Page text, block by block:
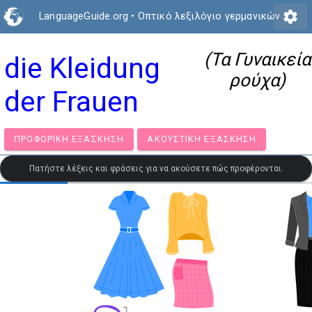
LanguageGuide.org • Οπτικό λεξιλόγιο γερμανικών settings
die Kleidung
der Frauen
(Τα Γυναικεία
ρούχα)
ΠΡΟΦΟΡΙΚΉ ΕΞΆΣΚΗΣΗ ΑΚΟΥΣΤΙΚΉ ΕΞΆΣΚΗΣΗ
Πατήστε λέξεις και φράσεις για να ακούσετε πώς προφέρονται.